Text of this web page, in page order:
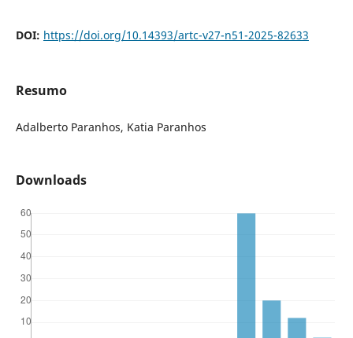
DOI: https://doi.org/10.14393/artc-v27-n51-2025-82633
Resumo
Adalberto Paranhos, Katia Paranhos
Downloads